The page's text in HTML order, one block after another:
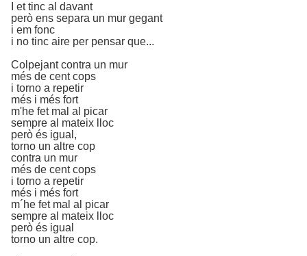
I et tinc al davant
però ens separa un mur gegant
i em fonc
i no tinc aire per pensar que...
Colpejant contra un mur
més de cent cops
i torno a repetir
més i més fort
m'he fet mal al picar
sempre al mateix lloc
però és igual,
torno un altre cop
contra un mur
més de cent cops
i torno a repetir
més i més fort
m´he fet mal al picar
sempre al mateix lloc
però és igual
torno un altre cop.